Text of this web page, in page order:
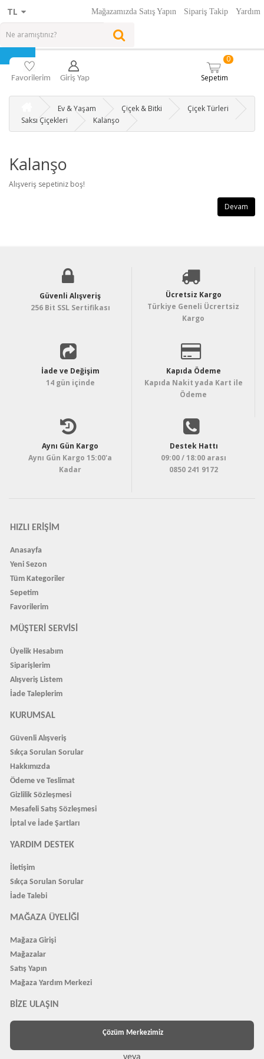
TL Mağazamızda Satış Yapın Sipariş Takip Yardım
0
Sepetim
Favorilerim Giriş Yap
Ev & Yaşam Çiçek & Bitki
Çiçek Türleri
Saksı Çiçekleri
Kalanşo
Kalanşo
Alışveriş sepetiniz boş!
Devam
Güvenli Alışveriş
256 Bit SSL Sertifikası
Ücretsiz Kargo
Türkiye Geneli Ücrertsiz
Kargo
İade ve Değişim
14 gün içinde
Kapıda Ödeme
Kapıda Nakit yada Kart ile
Ödeme
Aynı Gün Kargo
Aynı Gün Kargo 15:00'a
Kadar
Destek Hattı
09:00 / 18:00 arası
0850 241 9172
HIZLI ERIŞIM
Anasayfa
Yeni Sezon
Tüm Kategoriler
Sepetim
Favorilerim
MÜŞTERI SERVISI
Üyelik Hesabım
Siparişlerim
Alışveriş Listem
İade Taleplerim
KURUMSAL
Güvenli Alışveriş
Sıkça Sorulan Sorular
Hakkımızda
Ödeme ve Teslimat
Gizlilik Sözleşmesi
Mesafeli Satış Sözleşmesi
İptal ve İade Şartları
YARDIM DESTEK
İletişim
Sıkça Sorulan Sorular
İade Talebi
MAĞAZA ÜYELIĞI
Mağaza Girişi
Mağazalar
Satış Yapın
Mağaza Yardım Merkezi
BIZE ULAŞIN
Çözüm Merkezimiz
veya